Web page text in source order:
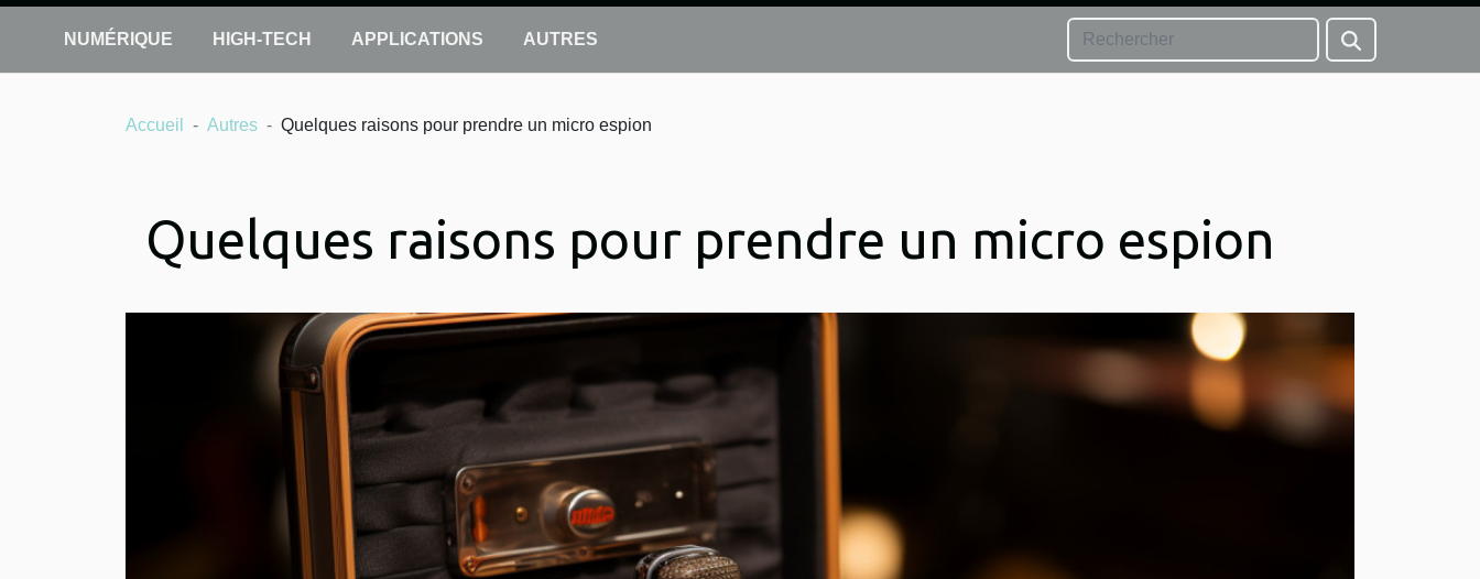
NUMÉRIQUE HIGH-TECH APPLICATIONS AUTRES
Accueil Autres Quelques raisons pour prendre un micro espion
Quelques raisons pour prendre un micro espion